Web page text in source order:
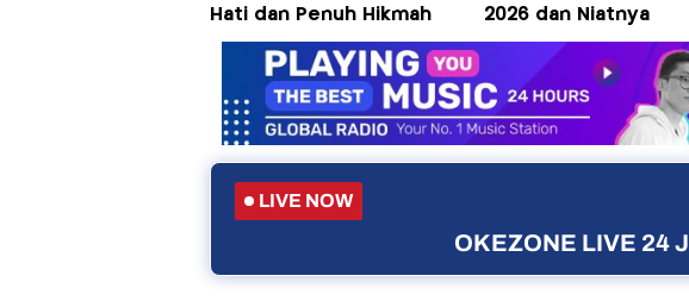
Hati dan Penuh Hikmah
2026 dan Niatnya
LIVE NOW
OKEZONE LIVE 24